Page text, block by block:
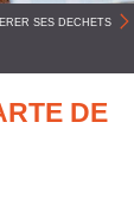
SES DECHETS
DE